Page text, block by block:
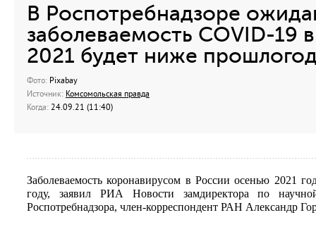
В Роспотребнадзоре
заболеваемость COVID-19
2021 будет ниже
Фото: Pixabay
Источник: Комсомольская правда
Когда: 24.09.21 (11:40)
Заболеваемость коронавирусом в России осенью 2021
году, заявил РИА Новости замдиректора по
Роспотребнадзора, член-корреспондент РАН Александр